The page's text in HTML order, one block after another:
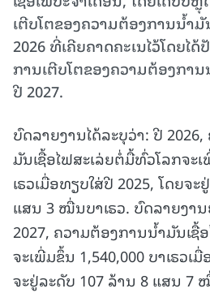
ເຕີບ​ໂຕ​ຂອງ​ຄວາມ​ຕ້ອງ​ການ​​ນ້ຳ​ມັ
2026 ​ທີ່​ເຄີຍ​ຄາດ​ຄະ​ເນ​ໄວ້​ໂດຍ​ໄ
ການ​ເຕີບ​ໂຕ​ຂອງ​ຄວາມ​ຕ້ອງ​ກາ
ປີ 2027.
ບົດລາຍງານໄດ້ລະບຸວ່າ: ປີ
ມັນເຊື້ອໄຟສະເລ່ຍຕໍ່ມື້ທົ່ວໂລກຈະ
ເຣວເມື່ອທຽບໃສ່ປີ 2025, ໂດຍຈ
ແສນ 3 ໝື່ນບາເຣວ. ບົດລາຍງານ
2027, ຄວາມຕ້ອງການນ້ຳມັນເຊື້
ຈະເພີ່ມຂຶ້ນ 1,540,000 ບາເຣວເ
ຈະຢູ່ລະດັບ 107 ລ້ານ 8 ແສນ 7